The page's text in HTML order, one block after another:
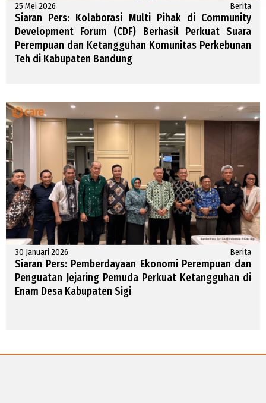
25 Mei 2026 Berita
Siaran Pers: Kolaborasi Multi Pihak di Community
Development Forum (CDF) Berhasil Perkuat Suara
Perempuan dan Ketangguhan Komunitas Perkebunan
Teh di Kabupaten Bandung
30 Januari 2026 Berita
Siaran Pers: Pemberdayaan Ekonomi Perempuan dan
Penguatan Jejaring Pemuda Perkuat Ketangguhan di
Enam Desa Kabupaten Sigi